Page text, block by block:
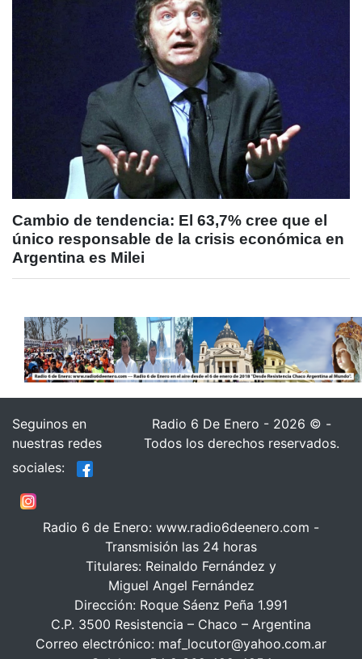
Cambio de tendencia: El 63,7% cree que el
único responsable de la crisis económica en
Argentina es Milei
Seguinos en
nuestras redes
sociales:
Radio 6 De Enero - 2026 © -
Todos los derechos reservados.
Radio 6 de Enero: www.radio6deenero.com -
Transmisión las 24 horas
Titulares: Reinaldo Fernández y
Miguel Angel Fernández
Dirección: Roque Sáenz Peña 1.991
C.P. 3500 Resistencia – Chaco – Argentina
Correo electrónico: maf_locutor@yahoo.com.ar